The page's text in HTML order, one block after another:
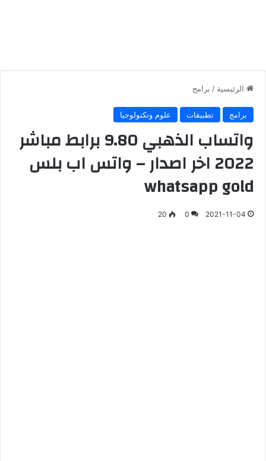
الرئيسية / برامج
برامج تطبيقات علوم وتكنولوجيا
واتساب الذهبي 9.80 برابط مباشر
2022 اخر اصدار – واتس اب بلس
whatsapp gold
2021-11-04
0
20